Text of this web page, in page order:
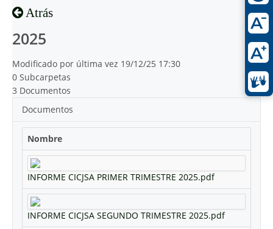
Atrás
2025
Modificado por última vez 19/12/25 17:30
0 Subcarpetas
3 Documentos
Documentos
Nombre
INFORME CICJSA PRIMER TRIMESTRE 2025.pdf
INFORME CICJSA SEGUNDO TRIMESTRE 2025.pdf